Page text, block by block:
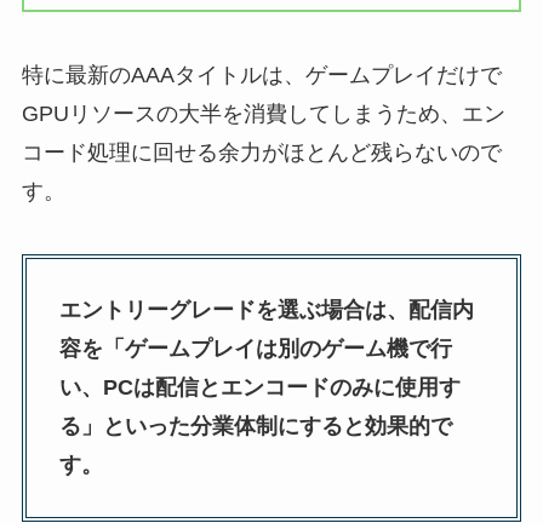
特に最新のAAAタイトルは、ゲームプレイだけで
GPUリソースの大半を消費してしまうため、エン
コード処理に回せる余力がほとんど残らないので
す。
エントリーグレードを選ぶ場合は、配信内
容を「ゲームプレイは別のゲーム機で行
い、PCは配信とエンコードのみに使用す
る」といった分業体制にすると効果的で
す。